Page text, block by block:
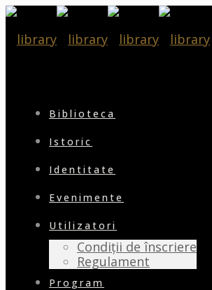
Biblioteca
Istoric
Identitate
Evenimente
Utilizatori
Condiții de înscriere
Regulament
Program